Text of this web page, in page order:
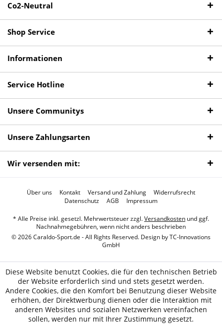
Co2-Neutral
Shop Service
Informationen
Service Hotline
Unsere Communitys
Unsere Zahlungsarten
Wir versenden mit:
Über uns Kontakt Versand und Zahlung
Widerrufsrecht
Datenschutz
AGB Impressum
* Alle Preise inkl. gesetzl. Mehrwertsteuer zzgl.Versandkosten und ggf.
Nachnahmegebühren, wenn nicht anders beschrieben
© 2026 Caraldo-Sport.de - All Rights Reserved. Design byTC-Innovations
GmbH
Diese Website benutzt Cookies, die für den technischen Betrieb
der Website erforderlich sind und stets gesetzt werden.
Andere Cookies, die den Komfort bei Benutzung dieser Website
erhöhen, der Direktwerbung dienen oder die Interaktion mit
anderen Websites und sozialen Netzwerken vereinfachen
sollen, werden nur mit Ihrer Zustimmung gesetzt.